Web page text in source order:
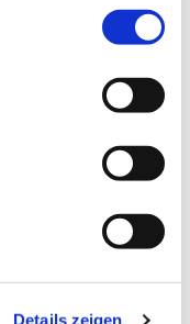
Details zeigen